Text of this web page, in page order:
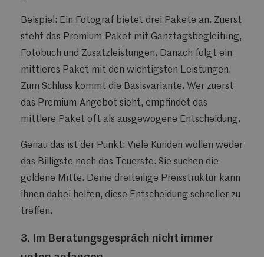
Beispiel: Ein Fotograf bietet drei Pakete an. Zuerst
steht das Premium-Paket mit Ganztagsbegleitung,
Fotobuch und Zusatzleistungen. Danach folgt ein
mittleres Paket mit den wichtigsten Leistungen.
Zum Schluss kommt die Basisvariante. Wer zuerst
das Premium-Angebot sieht, empfindet das
mittlere Paket oft als ausgewogene Entscheidung.
Genau das ist der Punkt: Viele Kunden wollen weder
das Billigste noch das Teuerste. Sie suchen die
goldene Mitte. Deine dreiteilige Preisstruktur kann
ihnen dabei helfen, diese Entscheidung schneller zu
treffen.
3. Im Beratungsgespräch nicht immer